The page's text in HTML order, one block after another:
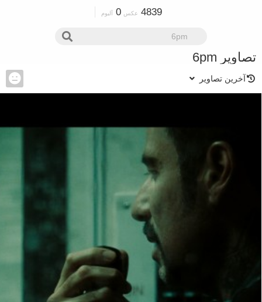
4839 عکس 0 آلبوم
تصاویر 6pm
آخرین تصاویر